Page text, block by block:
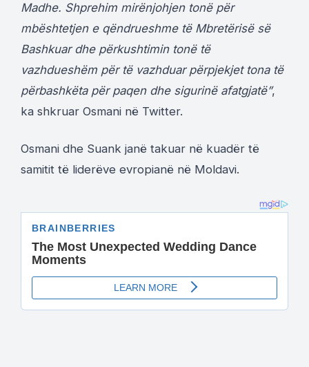
Madhe. Shprehim mirënjohjen tonë për
mbështetjen e qëndrueshme të Mbretërisë së
Bashkuar dhe përkushtimin tonë të
vazhdueshëm për të vazhduar përpjekjet tona të
përbashkëta për paqen dhe sigurinë afatgjatë”,
ka shkruar Osmani në Twitter.
Osmani dhe Suank janë takuar në kuadër të
samitit të liderëve evropianë në Moldavi.